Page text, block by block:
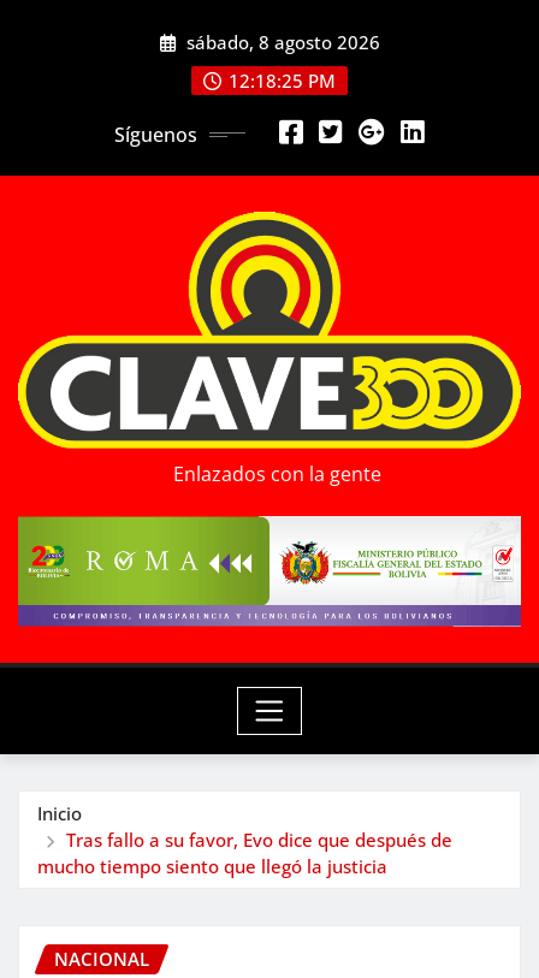
sábado, 8 agosto 2026
12:18:27 PM
Síguenos
Enlazados con la gente
Inicio
Tras fallo a su favor, Evo dice que después de
mucho tiempo siento que llegó la justicia
NACIONAL